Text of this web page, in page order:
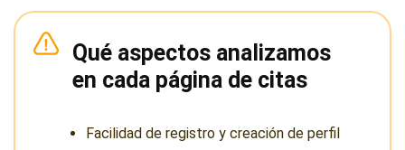
Qué aspectos analizamos
en cada página de citas
Facilidad de registro y creación de perfil